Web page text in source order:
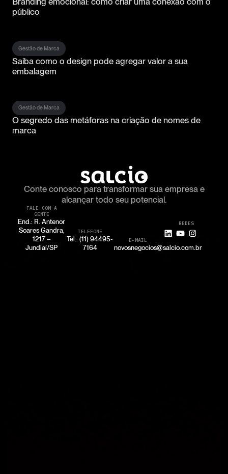
público
Gestão de Marca
Saiba como o design pode agregar valor a sua
embalagem
Gestão de Marca
O segredo das metáforas na criação de nomes de
marca
Conte conosco para transformar sua empresa e
alcançar todo seu potencial.
FALE COM A
GENTE
End.: R. Antenor
Soares Gandra,
1217 –
Jundiaí/SP
TELEFONE
Tel.: (11) 94495-
7164
E-MAIL
novosnegocios@salcio.com.br
REDES